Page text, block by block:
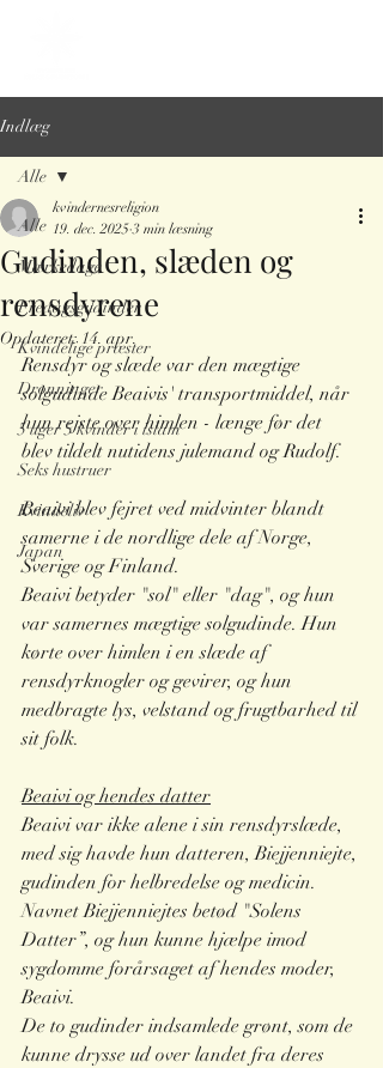
Indlæg
Alle
Mærkedage
Fredagsgudinder
Kvindelige præster
Dronninger
5 uger 5 kvinder i islam
Seks hustruer
Kvindeliv
Japan
Alle
Gudinden, slæden og
rensdyrene
kvindernesreligion
19. dec. 2025 3 min læsning
Opdateret: 14. apr.
Rensdyr og slæde var den mægtige
solgudinde Beaivis' transportmiddel, når
hun rejste over himlen - længe før det
blev tildelt nutidens julemand og Rudolf.
Beaivi blev fejret ved midvinter blandt
samerne i de nordlige dele af Norge,
Sverige og Finland.
Beaivi betyder "sol" eller "dag", og hun
var samernes mægtige solgudinde. Hun
kørte over himlen i en slæde af
rensdyrknogler og gevirer, og hun
medbragte lys, velstand og frugtbarhed til
sit folk.
Beaivi og hendes datter
Beaivi var ikke alene i sin rensdyrslæde,
med sig havde hun datteren, Biejjenniejte,
gudinden for helbredelse og medicin.
Navnet Biejjenniejtes betød "Solens
Datter”, og hun kunne hjælpe imod
sygdomme forårsaget af hendes moder,
Beaivi.
De to gudinder indsamlede grønt, som de
kunne drysse ud over landet fra deres